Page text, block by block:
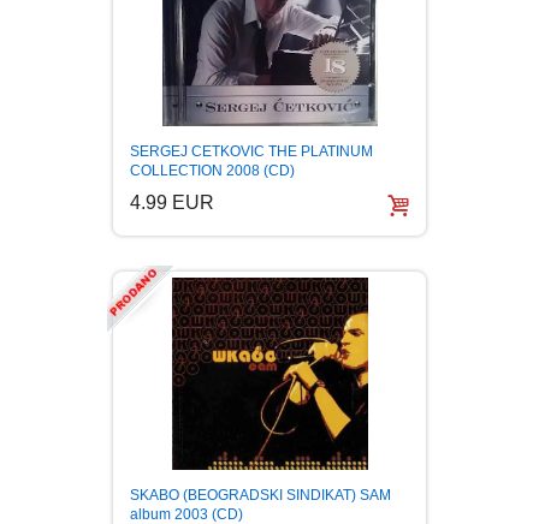
SERGEJ CETKOVIC THE PLATINUM
COLLECTION 2008 (CD)
4.99 EUR
SKABO (BEOGRADSKI SINDIKAT) SAM
album 2003 (CD)